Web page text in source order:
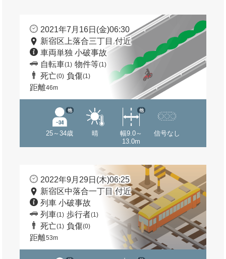
2021年7月16日(金)06:30
新宿区上落合三丁目 付近
車両単独 小破事故
自転車(1) 物件等(1)
死亡(0) 負傷(1)
距離46m
25～34歳
他
晴
幅9.0～
13.0m
他
信号なし
2022年9月29日(木)06:25
新宿区中落合一丁目 付近
列車 小破事故
列車(1) 歩行者(1)
死亡(1) 負傷(0)
距離53m